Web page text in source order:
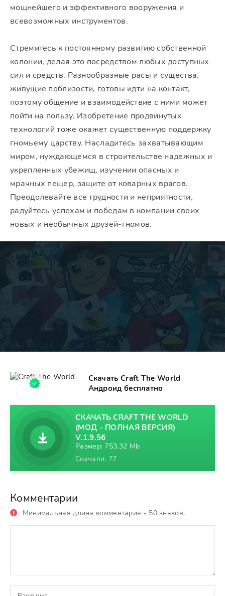
мощнейшего и эффективного вооружения и
всевозможных инструментов.
Стремитесь к постоянному развитию собственной
колонии, делая это посредством любых доступных
сил и средств. Разнообразные расы и существа,
живущие поблизости, готовы идти на контакт,
поэтому общение и взаимодействие с ними может
пойти на пользу. Изобретение продвинутых
технологий тоже окажет существенную поддержку
гномьему царству. Насладитесь захватывающим
миром, нуждающемся в строительстве надежных и
укрепленных убежищ, изучении опасных и
мрачных пещер, защите от коварных врагов.
Преодолевайте все трудности и неприятности,
радуйтесь успехам и победам в компании своих
новых и необычных друзей-гномов.
Скачать Craft The World
Андроид бесплатно
СКАЧАТЬ CRAFT THE WORLD
(МОД - ПОЛНАЯ ВЕРСИЯ)
V.1.9.56
Размер: 753,32 Mb
Скачали: 77
Комментарии
Минимальная длина комментария - 50 знаков.